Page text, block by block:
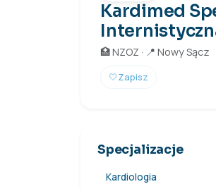
Kardimed
🏥 NZOZ · 📍 Nowy Sącz
🤍Zapisz
Specjalizacje
Kardiologia